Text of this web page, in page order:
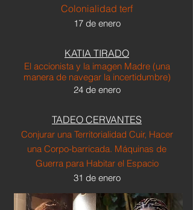
Colonialidad terf
17 de enero
KATIA TIRADO
El accionista y la imagen Madre (una
manera de navegar la incertidumbre)
24 de enero
TADEO CERVANTES
Conjurar una Territorialidad Cuir, Hacer
una Corpo-barricada. Máquinas de
Guerra para Habitar el Espacio
31 de enero